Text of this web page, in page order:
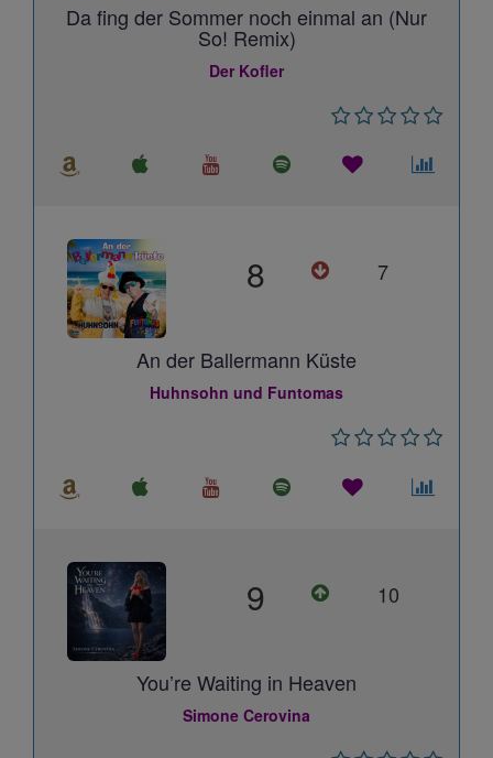
Da fing der Sommer noch einmal an (Nur
So! Remix)
Der Kofler
8 7
An der Ballermann Küste
Huhnsohn und Funtomas
9 10
You’re Waiting in Heaven
Simone Cerovina